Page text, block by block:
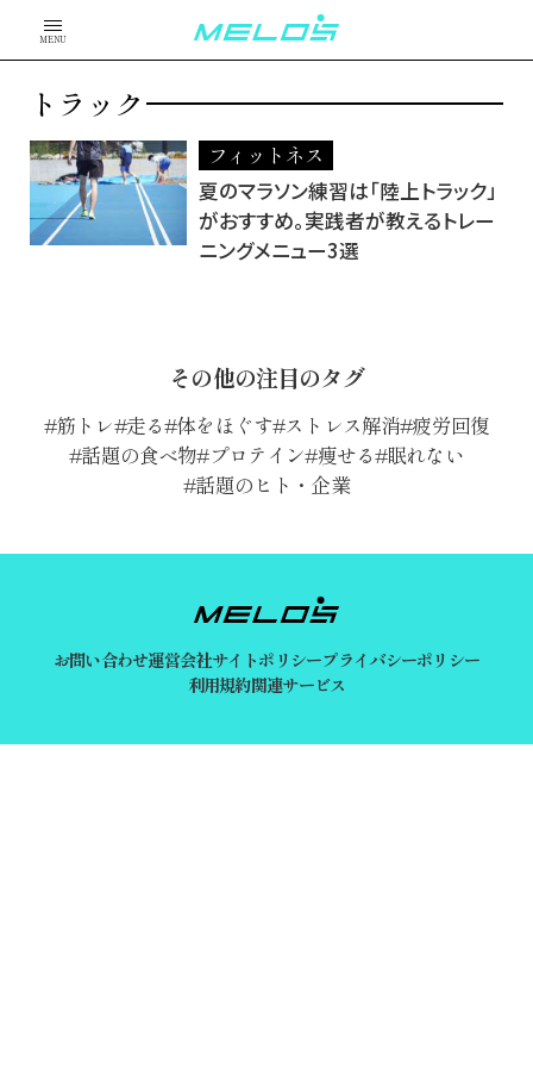
MENU
トラック
フィットネス
夏のマラソン練習は「陸上トラック」
がおすすめ。実践者が教えるトレー
ニングメニュー3選
その他の注目のタグ
筋トレ 走る 体をほぐす ストレス解消 疲労回復
話題の食べ物 プロテイン 痩せる 眠れない
話題のヒト・企業
お問い合わせ運営会社サイトポリシープライバシーポリシー
利用規約関連サービス